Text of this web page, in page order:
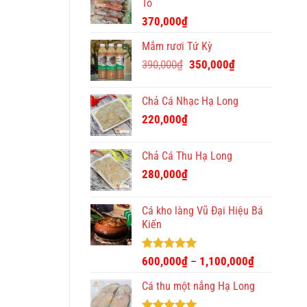
Tô
370,000₫
Mắm rươi Tứ Kỳ
390,000₫ Giá
390,000₫.
350,000₫Giá
là:
Chả Cá Nhạc Hạ Long
220,000₫
Chả Cá Thu Hạ Long
280,000₫
Cá kho làng Vũ Đại Hiệu Bá
Kiến
Được xếp
hạng
4.93
5 sao
600,000₫ – 1,100,000₫
Cá thu một nắng Hạ Long